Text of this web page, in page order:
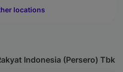
locations
Indonesia (Persero) Tbk